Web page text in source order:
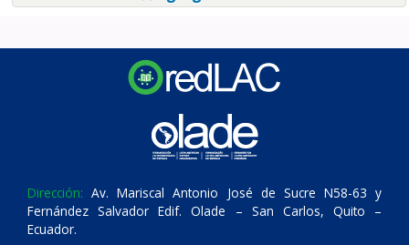
Dirección: Av. Mariscal Antonio José de Sucre N58-63 y
Fernández Salvador Edif. Olade – San Carlos, Quito –
Ecuador.